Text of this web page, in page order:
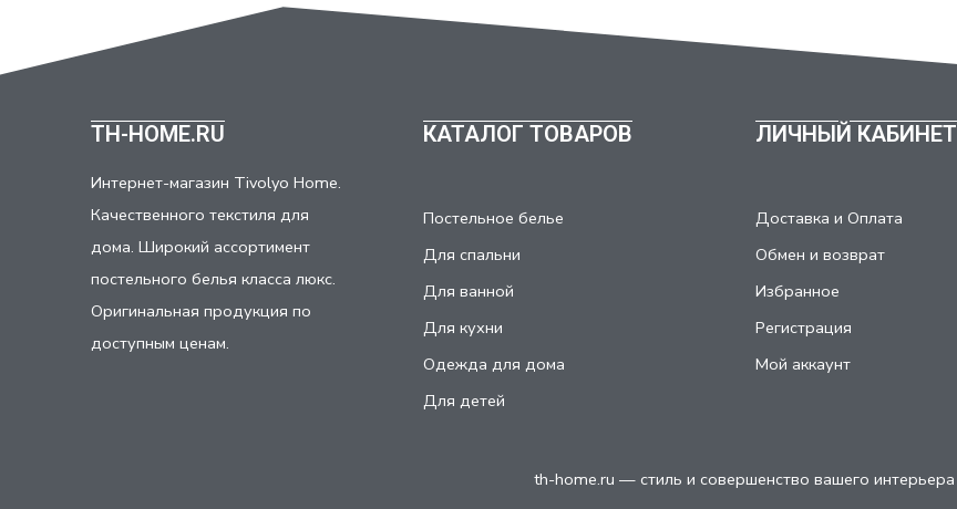
TH-HOME.RU
Интернет-магазин Tivolyo Home.
Качественного текстиля для
дома. Широкий ассортимент
постельного белья класса люкс.
Оригинальная продукция по
доступным ценам.
КАТАЛОГ ТОВАРОВ
Постельное белье
Для спальни
Для ванной
Для кухни
Одежда для дома
Для детей
ЛИЧНЫЙ КАБИНЕТ
Доставка и Оплата
Обмен и возврат
Избранное
Регистрация
Мой аккаунт
th-home.ru — стиль и совершенство вашего интерьера